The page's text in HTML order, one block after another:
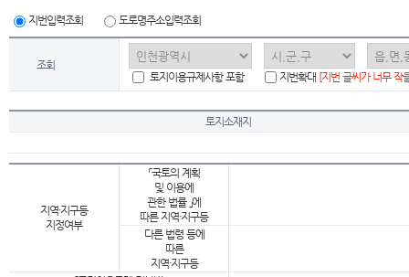
지번입력조회 도로명주소입력조회
조회
토지이용규제사항 포함
지번확대 [지번 글씨가 너무 작
토지소재지
지역·지구등
지정여부
「국토의 계획
및 이용에
관한 법률 」에
따른 지역·지구등
다른 법령 등에
따른
지역·지구등